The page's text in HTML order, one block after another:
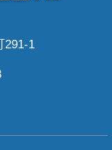
291-1